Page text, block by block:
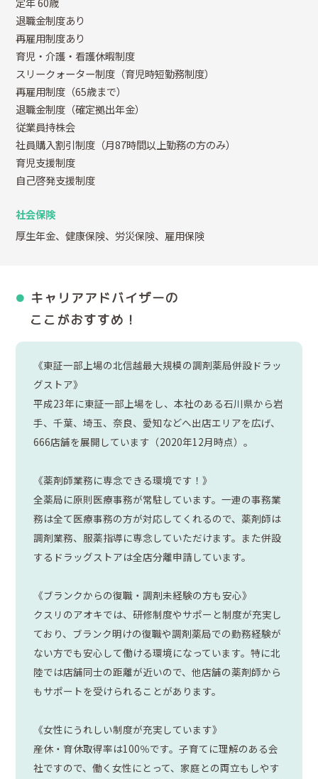
退職金制度あり
再雇用制度あり
育児・介護・看護休暇制度
スリークォーター制度（育児時短勤務制度）
再雇用制度（65歳まで）
退職金制度（確定拠出年金）
従業員持株会
社員購入割引制度（月87時間以上勤務の方のみ）
育児支援制度
自己啓発支援制度
社会保険
厚生年金、健康保険、労災保険、雇用保険
キャリアアドバイザーの
ここがおすすめ！
《東証一部上場の北信越最大規模の調剤薬局併設ドラッ
グストア》
平成23年に東証一部上場をし、本社のある石川県から岩
手、千葉、埼玉、奈良、愛知などへ出店エリアを広げ、
666店舗を展開しています（2020年12月時点）。
《薬剤師業務に専念できる環境です！》
全薬局に原則医療事務が常駐しています。一連の事務業
務は全て医療事務の方が対応してくれるので、薬剤師は
調剤業務、服薬指導に専念していただけます。また併設
するドラッグストアは全店分離申請しています。
《ブランクからの復職・調剤未経験の方も安心》
クスリのアオキでは、研修制度やサポーと制度が充実し
ており、ブランク明けの復職や調剤薬局での勤務経験が
ない方でも安心して働ける環境になっています。特に北
陸では店舗同士の距離が近いので、他店舗の薬剤師から
もサポートを受けられることがあります。
《女性にうれしい制度が充実しています》
産休・育休取得率は100％です。子育てに理解のある会
社ですので、働く女性にとって、家庭との両立もしやす